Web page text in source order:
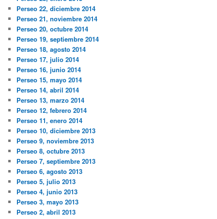
Perseo 22, diciembre 2014
Perseo 21, noviembre 2014
Perseo 20, octubre 2014
Perseo 19, septiembre 2014
Perseo 18, agosto 2014
Perseo 17, julio 2014
Perseo 16, junio 2014
Perseo 15, mayo 2014
Perseo 14, abril 2014
Perseo 13, marzo 2014
Perseo 12, febrero 2014
Perseo 11, enero 2014
Perseo 10, diciembre 2013
Perseo 9, noviembre 2013
Perseo 8, octubre 2013
Perseo 7, septiembre 2013
Perseo 6, agosto 2013
Perseo 5, julio 2013
Perseo 4, junio 2013
Perseo 3, mayo 2013
Perseo 2, abril 2013